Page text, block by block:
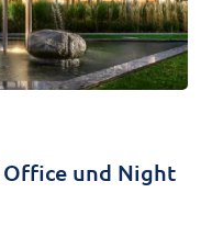
und Night